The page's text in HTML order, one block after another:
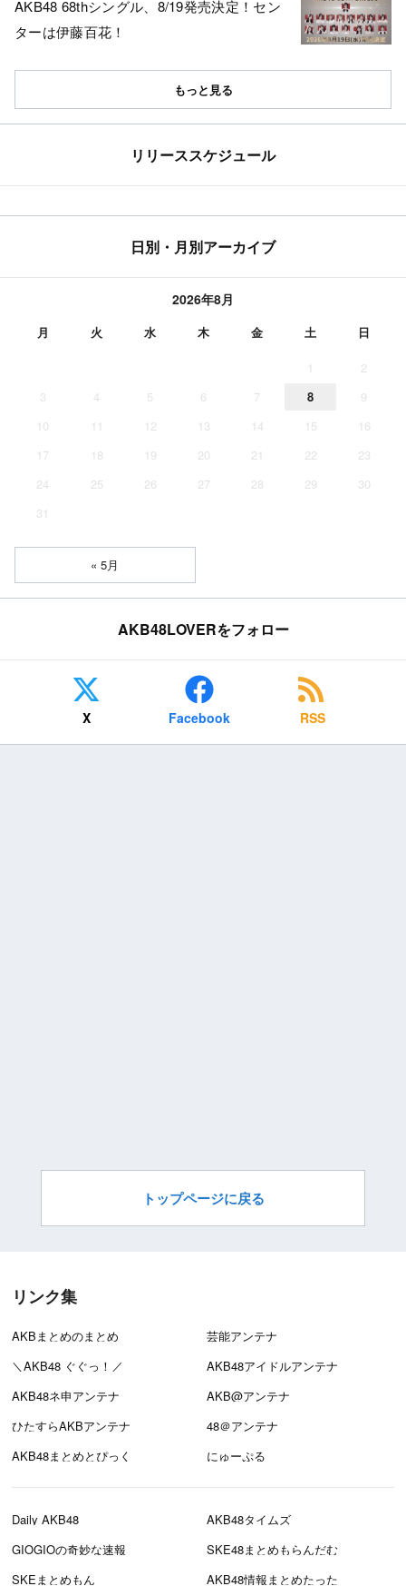
AKB48 68thシングル、8/19発売決定！セン
ターは伊藤百花！
もっと見る
リリーススケジュール
日別・月別アーカイブ
2026年8月
月 火 水 木 金 土 日
1
2
3
4 5 6 7 8
9
10
11 12 13 14 15
16
17
18 19 20 21 22
23
24
25 26 27 28 29
30
31
« 5月
AKB48LOVERをフォロー
X Facebook RSS
トップページに戻る
リンク集
AKBまとめのまとめ
芸能アンテナ
＼AKB48 ぐぐっ！／
AKB48アイドルアンテナ
AKB48ネ申アンテナ
AKB@アンテナ
ひたすらAKBアンテナ
48＠アンテナ
AKB48まとめとぴっく
にゅーぷる
Daily AKB48
AKB48タイムズ
GIOGIOの奇妙な速報
SKE48まとめもらんだむ
SKEまとめもん
AKB48情報まとめたった